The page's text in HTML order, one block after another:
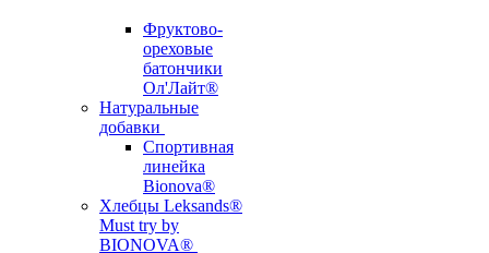
Фруктово-
ореховые
батончики
Ол'Лайт®
Натуральные
добавки
Спортивная
линейка
Bionova®
Хлебцы Leksands®
Must try by
BIONOVA®